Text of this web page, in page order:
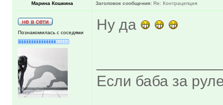
Марина Кошкина Заголовок сообщения: Re: Контрацепция
Познакомилась с соседями Ну да
Если баба за